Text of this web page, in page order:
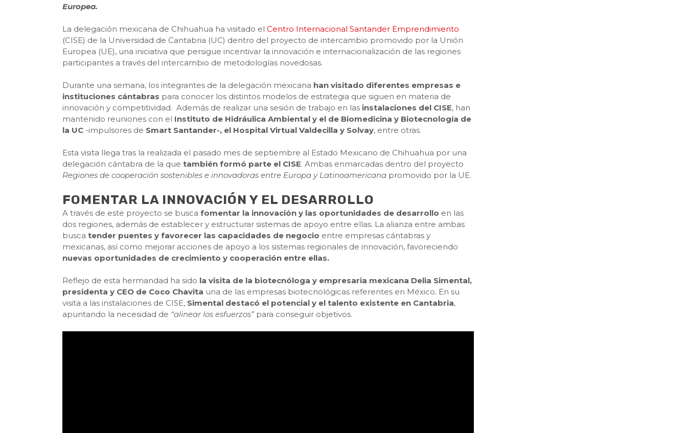
Europea.
La delegación mexicana de Chihuahua ha visitado el Centro Internacional Santander Emprendimiento
(CISE) de la Universidad de Cantabria (UC) dentro del proyecto de intercambio promovido por la Unión
Europea (UE), una iniciativa que persigue incentivar la innovación e internacionalización de las regiones
participantes a través del intercambio de metodologías novedosas.
Durante una semana, los integrantes de la delegación mexicana han visitado diferentes empresas e
instituciones cántabras para conocer los distintos modelos de estrategia que siguen en materia de
innovación y competitividad. Además de realizar una sesión de trabajo en las instalaciones del CISE, han
mantenido reuniones con el Instituto de Hidráulica Ambiental y el de Biomedicina y Biotecnología de
la UC -impulsores de Smart Santander-, el Hospital Virtual Valdecilla y Solvay, entre otras.
Esta visita llega tras la realizada el pasado mes de septiembre al Estado Mexicano de Chihuahua por una
delegación cántabra de la que también formó parte el CISE. Ambas enmarcadas dentro del proyecto
Regiones de cooperación sostenibles e innovadoras entre Europa y Latinoamericana promovido por la UE.
FOMENTAR LA INNOVACIÓN Y EL DESARROLLO
A través de este proyecto se busca fomentar la innovación y las oportunidades de desarrollo en las
dos regiones, además de establecer y estructurar sistemas de apoyo entre ellas. La alianza entre ambas
busca tender puentes y favorecer las capacidades de negocio entre empresas cántabras y
mexicanas, así como mejorar acciones de apoyo a los sistemas regionales de innovación, favoreciendo
nuevas oportunidades de crecimiento y cooperación entre ellas.
Reflejo de esta hermandad ha sido la visita de la biotecnóloga y empresaria mexicana Delia Simental,
presidenta y CEO de Coco Chavita una de las empresas biotecnológicas referentes en México. En su
visita a las instalaciones de CISE, Simental destacó el potencial y el talento existente en Cantabria,
apuntando la necesidad de “alinear los esfuerzos” para conseguir objetivos.